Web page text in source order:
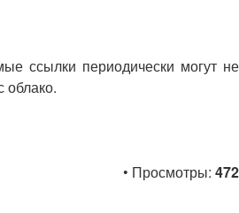
ссылки периодически могут не
облако.
• Просмотры: 472